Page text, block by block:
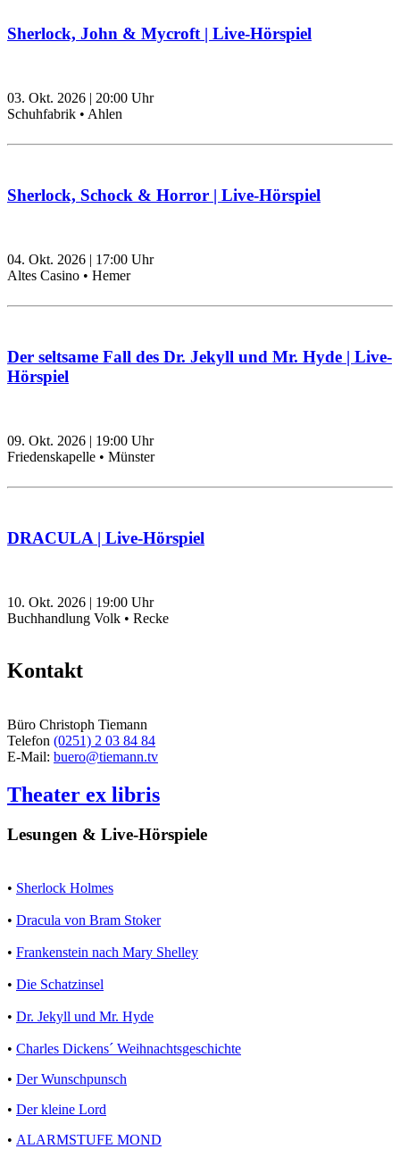
Sherlock, John & Mycroft | Live-Hörspiel
03. Okt. 2026 | 20:00 Uhr
Schuhfabrik • Ahlen
Sherlock, Schock & Horror | Live-Hörspiel
04. Okt. 2026 | 17:00 Uhr
Altes Casino • Hemer
Der seltsame Fall des Dr. Jekyll und Mr. Hyde | Live-
Hörspiel
09. Okt. 2026 | 19:00 Uhr
Friedenskapelle • Münster
DRACULA | Live-Hörspiel
10. Okt. 2026 | 19:00 Uhr
Buchhandlung Volk • Recke
Kontakt
Büro Christoph Tiemann
Telefon (0251) 2 03 84 84
E-Mail: buero@tiemann.tv
Theater ex libris
Lesungen & Live-Hörspiele
• Sherlock Holmes
• Dracula von Bram Stoker
• Frankenstein nach Mary Shelley
• Die Schatzinsel
• Dr. Jekyll und Mr. Hyde
• Charles Dickens´ Weihnachtsgeschichte
• Der Wunschpunsch
• Der kleine Lord
• ALARMSTUFE MOND